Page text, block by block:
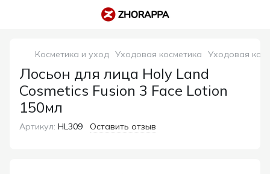
Косметика и уход Уходовая косметика Уходовая
Лосьон для лица Holy Land
Cosmetics Fusion 3 Face Lotion
150мл
Артикул: HL309 Оставить отзыв